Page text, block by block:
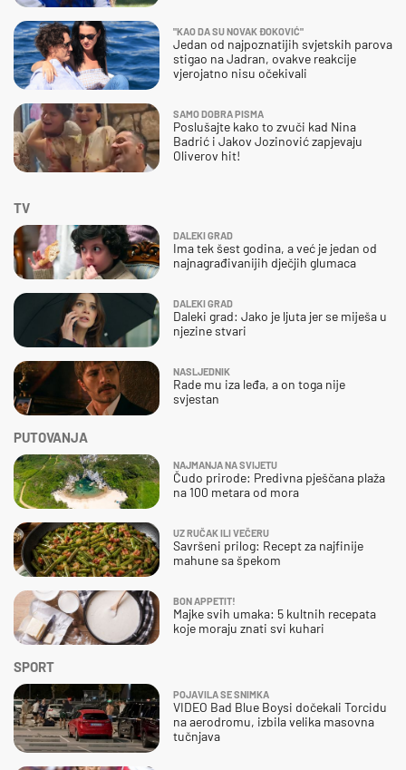
"KAO DA SU NOVAK ĐOKOVIĆ"
Jedan od najpoznatijih svjetskih parova
stigao na Jadran, ovakve reakcije
vjerojatno nisu očekivali
SAMO DOBRA PISMA
Poslušajte kako to zvuči kad Nina
Badrić i Jakov Jozinović zapjevaju
Oliverov hit!
SPORT
POJAVILA SE SNIMKA
VIDEO Bad Blue Boysi dočekali Torcidu
na aerodromu, izbila velika masovna
tučnjava
TV
DALEKI GRAD
Ima tek šest godina, a već je jedan od
najnagrađivanijih dječjih glumaca
DALEKI GRAD
Daleki grad: Jako je ljuta jer se miješa u
njezine stvari
NASLJEDNIK
Rade mu iza leđa, a on toga nije
svjestan
PUTOVANJA
NAJMANJA NA SVIJETU
Čudo prirode: Predivna pješčana plaža
na 100 metara od mora
UZ RUČAK ILI VEČERU
Savršeni prilog: Recept za najfinije
mahune sa špekom
BON APPETIT!
Majke svih umaka: 5 kultnih recepata
koje moraju znati svi kuhari